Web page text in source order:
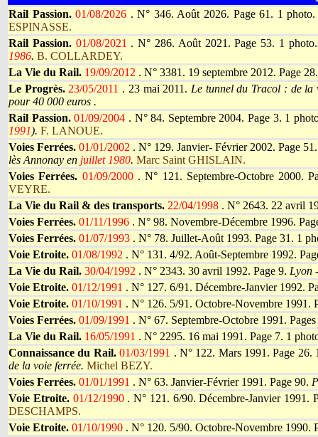
Rail Passion.01/08/2026 . N° 346. Août 2026. Page 61. 1
ESPINASSE.
Rail Passion. 01/08/2021 . N° 286. Août 2021. Page 53. 1
1986. B. COLLARDEY.
La Vie du Rail. 19/09/2012 . N° 3381. 19 septembre 2012. Page
Le Progrès. 23/05/2011 . 23 mai 2011. Le tunnel du Tracol : de la
pour 40 000 euros .
Rail Passion.01/09/2004 . N° 84. Septembre 2004. Page 3. 1
1991). F. LANOUE.
Voies Ferrées.01/01/2002 . N° 129. Janvier- Février 2002. Page
lès Annonay en juillet 1980. Marc Saint GHISLAIN.
Voies Ferrées. 01/09/2000 . N° 121. Septembre-Octobre 2000.
VEYRE.
La Vie du Rail & des transports. 22/04/1998 . N° 2643. 22 avril
Voies Ferrées. 01/11/1996 . N° 98. Novembre-Décembre 1996.
Voies Ferrées. 01/07/1993 . N° 78. Juillet-Août 1993. Page 31. 1
Voie Etroite. 01/08/1992 . N° 131. 4/92. Août-Septembre 1992.
La Vie du Rail. 30/04/1992 . N° 2343. 30 avril 1992. Page 9. Lyon
Voie Etroite. 01/12/1991 . N° 127. 6/91. Décembre-Janvier 1992.
Voie Etroite. 01/10/1991 . N° 126. 5/91. Octobre-Novembre 1991.
Voies Ferrées. 01/09/1991 . N° 67. Septembre-Octobre 1991.
La Vie du Rail. 16/05/1991 . N° 2295. 16 mai 1991. Page 7. 1
Connaissance du Rail.01/03/1991 . N° 122. Mars 1991. Page 26.
de la voie ferrée. Michel BEZY.
Voies Ferrées. 01/01/1991 . N° 63. Janvier-Février 1991. Page 90.
Voie Etroite. 01/12/1990 . N° 121. 6/90. Décembre-Janvier 1991.
DESCHAMPS.
Voie Etroite. 01/10/1990 . N° 120. 5/90. Octobre-Novembre 1990.